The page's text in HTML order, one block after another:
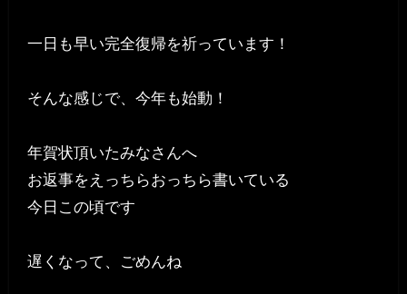
一日も早い完全復帰を祈っています！
そんな感じで、今年も始動！
年賀状頂いたみなさんへ
お返事をえっちらおっちら書いている
今日この頃です
遅くなって、ごめんね